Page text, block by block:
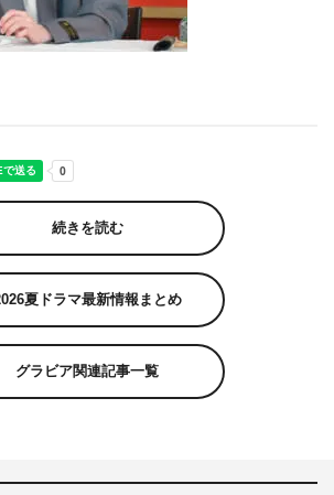
続きを読む
夏ドラマ最新情報まとめ
グラビア関連記事一覧